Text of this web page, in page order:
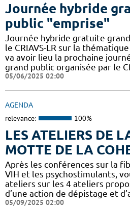
Journée hybride
public "emprise"
Journée hybride gratuite
le CRIAVS-LR sur la
va avoir lieu la prochaine
grand public organisée par le
05/06/2025 02:00
AGENDA
relevance: 100%
LES ATELIERS DE
MOTTE DE LA
Après les conférences sur la
VIH et les psychostimulants,
ateliers sur les 4 ateliers
d’une action de dépistage et
05/09/2025 02:00